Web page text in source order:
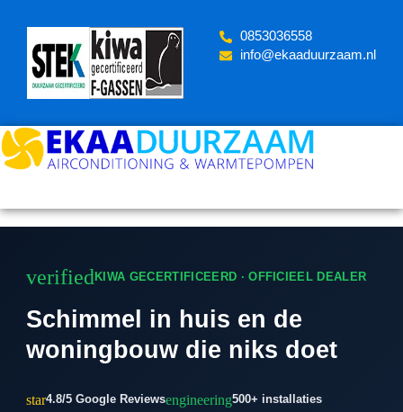
content
‪0853036558
info@ekaaduurzaam.nl
verified KIWA GECERTIFICEERD · OFFICIEEL DEALER
Schimmel in huis en de
woningbouw die niks doet
star4.8/5 Google Reviewsengineering500+ installaties